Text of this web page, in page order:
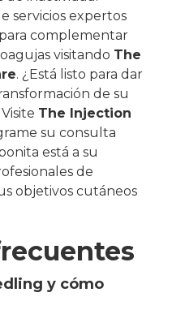
servicios expertos
complementar
visitando The
. ¿Está listo para dar
de su
The Injection
su consulta
está a su
de
objetivos cutáneos
y cómo